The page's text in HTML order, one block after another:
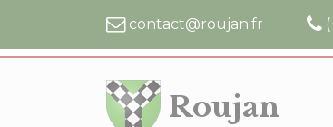
contact@roujan.fr
Roujan